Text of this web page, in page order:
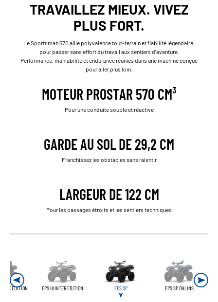
TRAVAILLEZ MIEUX. VIVEZ
PLUS FORT.
Le Sportsman 570 allie polyvalence tout-terrain et fiabilité légendaire,
pour passer sans effort du travail aux sentiers d’aventure.
Performance, maniabilité et endurance réunies dans une machine conçue
pour aller plus loin.
MOTEUR PROSTAR 570 CM³
Pour une conduite souple et réactive
GARDE AU SOL DE 29,2 CM
Franchissez les obstacles sans ralentir
LARGEUR DE 122 CM
Pour les passages étroits et les sentiers techniques
EDITION EPS HUNTER EDITION EPS SP EPS SP OHLINS